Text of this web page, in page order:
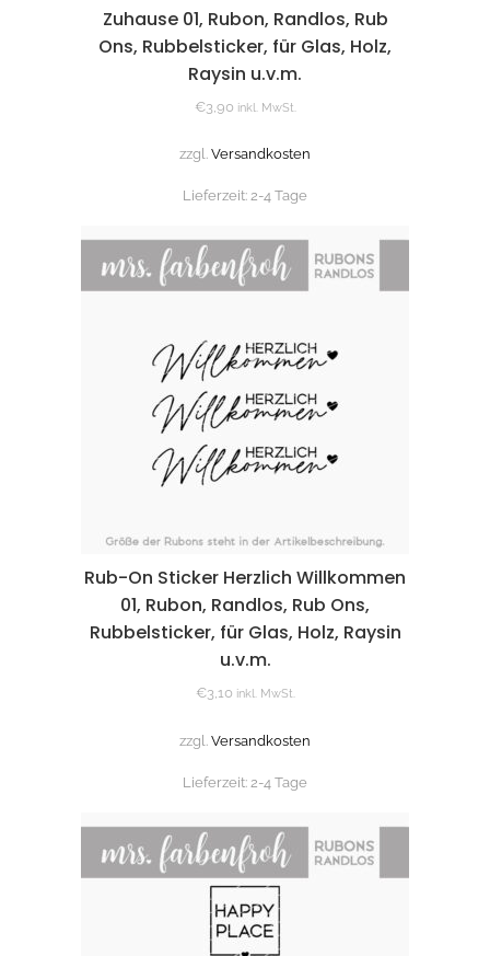
Zuhause 01, Rubon, Randlos, Rub
Ons, Rubbelsticker, für Glas, Holz,
Raysin u.v.m.
€3,90 inkl. MwSt.
zzgl. Versandkosten
Lieferzeit: 2-4 Tage
Rub-On Sticker Herzlich Willkommen
01, Rubon, Randlos, Rub Ons,
Rubbelsticker, für Glas, Holz, Raysin
u.v.m.
€3,10 inkl. MwSt.
zzgl. Versandkosten
Lieferzeit: 2-4 Tage